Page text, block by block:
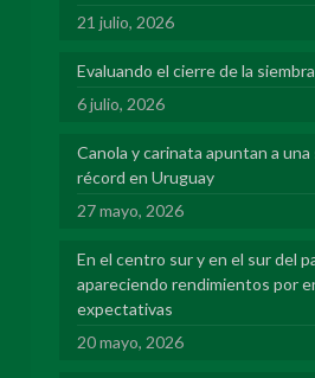
21 julio, 2026
Evaluando el cierre de la
6 julio, 2026
Canola y carinata apuntan a una
récord en Uruguay
27 mayo, 2026
En el centro sur y en el sur del
apareciendo rendimientos por
expectativas
20 mayo, 2026